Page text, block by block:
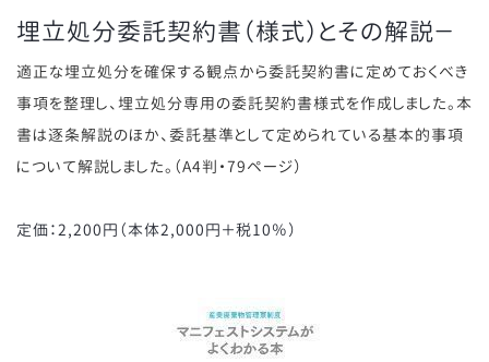
埋立処分委託契約書（様式）とその解説－
適正な埋立処分を確保する観点から委託契約書に定めておくべき
事項を整理し、埋立処分専用の委託契約書様式を作成しました。本
書は逐条解説のほか、委託基準として定められている基本的事項
について解説しました。（A4判・79ページ）
定価：2,200円（本体2,000円＋税10％）